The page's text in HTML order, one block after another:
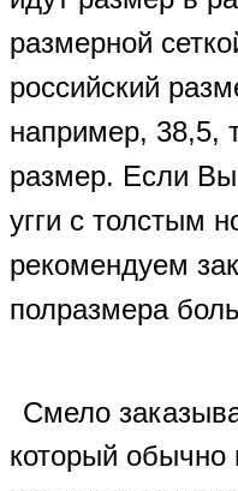
размерной
российский
например, 38,5,
размер. Если Вы
угги с толстым
рекомендуем
полразмера
Смело
который